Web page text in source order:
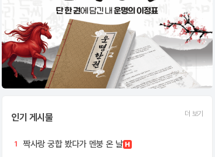
인기 게시물 더 보기
1 짝사랑 궁합 봤다가 멘붕 온 날